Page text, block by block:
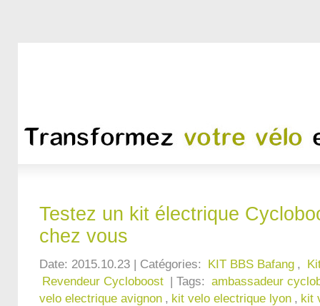
Testez un kit électrique
chez vous
Date: 2015.10.23 | Catégories: KIT BBS Bafang ,
Revendeur Cycloboost | Tags: ambassadeur
velo electrique avignon , kit velo electrique lyon , kit